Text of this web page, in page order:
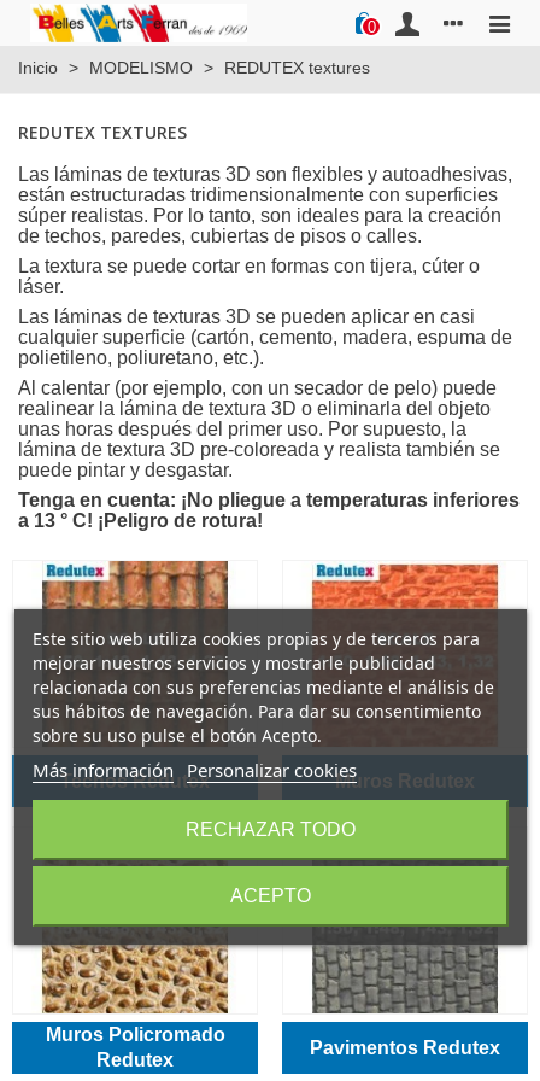
0
Inicio > MODELISMO > REDUTEX textures
REDUTEX TEXTURES
Las láminas de texturas 3D son flexibles y autoadhesivas,
están estructuradas tridimensionalmente con superficies
súper realistas. Por lo tanto, son ideales para la creación
de techos, paredes, cubiertas de pisos o calles.
La textura se puede cortar en formas con tijera, cúter o
láser.
Las láminas de texturas 3D se pueden aplicar en casi
cualquier superficie (cartón, cemento, madera, espuma de
polietileno, poliuretano, etc.).
Al calentar (por ejemplo, con un secador de pelo) puede
realinear la lámina de textura 3D o eliminarla del objeto
unas horas después del primer uso. Por supuesto, la
lámina de textura 3D pre-coloreada y realista también se
puede pintar y desgastar.
Tenga en cuenta: ¡No pliegue a temperaturas inferiores
a 13 ° C! ¡Peligro de rotura!
Techos Redutex Muros Redutex
Muros Policromado
Redutex
Pavimentos Redutex
Este sitio web utiliza cookies propias y de terceros para
mejorar nuestros servicios y mostrarle publicidad
relacionada con sus preferencias mediante el análisis de
sus hábitos de navegación. Para dar su consentimiento
sobre su uso pulse el botón Acepto.
Más información Personalizar cookies
RECHAZAR TODO
ACEPTO